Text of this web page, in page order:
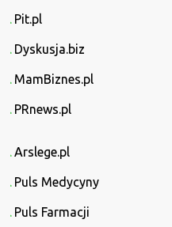
Pit.pl
Dyskusja.biz
MamBiznes.pl
PRnews.pl
Arslege.pl
Puls Medycyny
Puls Farmacji